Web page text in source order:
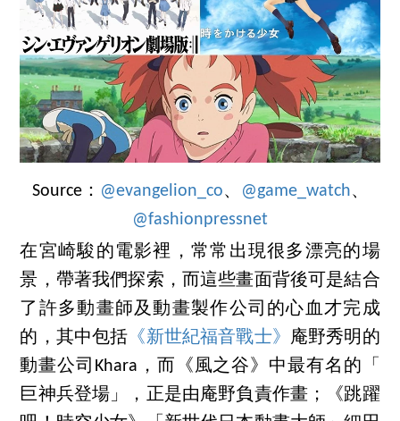
Source： @evangelion_co、 @game_watch、
@fashionpressnet
在宮崎駿的電影裡，常常出現很多漂亮的場
景，帶著我們探索，而這些畫面背後可是結合
了許多動畫師及動畫製作公司的心血才完成
的，其中包括 《新世紀福音戰士》 庵野秀明的
動畫公司Khara，而《風之谷》中最有名的「
巨神兵登場」，正是由庵野負責作畫；《跳躍